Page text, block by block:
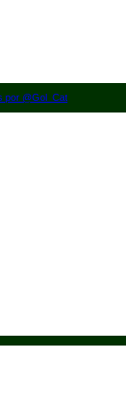
por @Gol_Cat